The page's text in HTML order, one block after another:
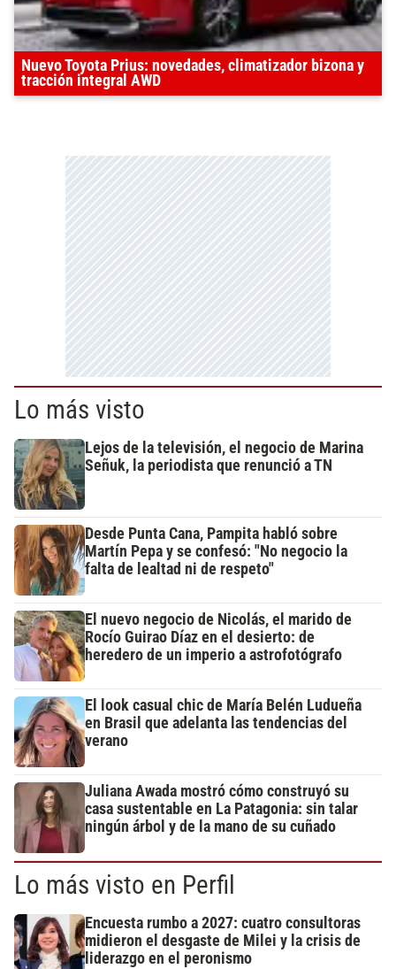
Nuevo Toyota Prius: novedades, climatizador bizona y
tracción integral AWD
Lo más visto
Lejos de la televisión, el negocio de Marina
Señuk, la periodista que renunció a TN
Desde Punta Cana, Pampita habló sobre
Martín Pepa y se confesó: "No negocio la
falta de lealtad ni de respeto"
El nuevo negocio de Nicolás, el marido de
Rocío Guirao Díaz en el desierto: de
heredero de un imperio a astrofotógrafo
El look casual chic de María Belén Ludueña
en Brasil que adelanta las tendencias del
verano
Juliana Awada mostró cómo construyó su
casa sustentable en La Patagonia: sin talar
ningún árbol y de la mano de su cuñado
Lo más visto en Perfil
Encuesta rumbo a 2027: cuatro consultoras
midieron el desgaste de Milei y la crisis de
liderazgo en el peronismo